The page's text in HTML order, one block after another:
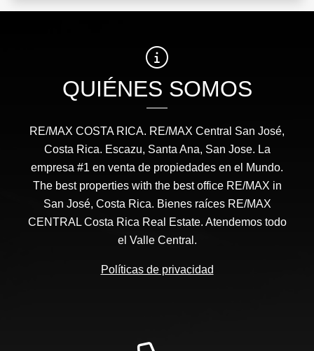
QUIÉNES SOMOS
RE/MAX COSTA RICA. RE/MAX Central San José,
Costa Rica. Escazu, Santa Ana, San Jose. La
empresa #1 en venta de propiedades en el Mundo.
The best properties with the best office RE/MAX in
San José, Costa Rica. Bienes raíces RE/MAX
CENTRAL Costa Rica Real Estate. Atendemos todo
el Valle Central.
Políticas de privacidad